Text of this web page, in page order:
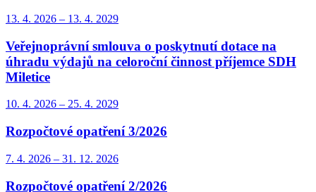
13. 4. 2026 – 13. 4. 2029
Veřejnoprávní smlouva o poskytnutí dotace na
úhradu výdajů na celoroční činnost příjemce SDH
Miletice
10. 4. 2026 – 25. 4. 2029
Rozpočtové opatření 3/2026
7. 4. 2026 – 31. 12. 2026
Rozpočtové opatření 2/2026